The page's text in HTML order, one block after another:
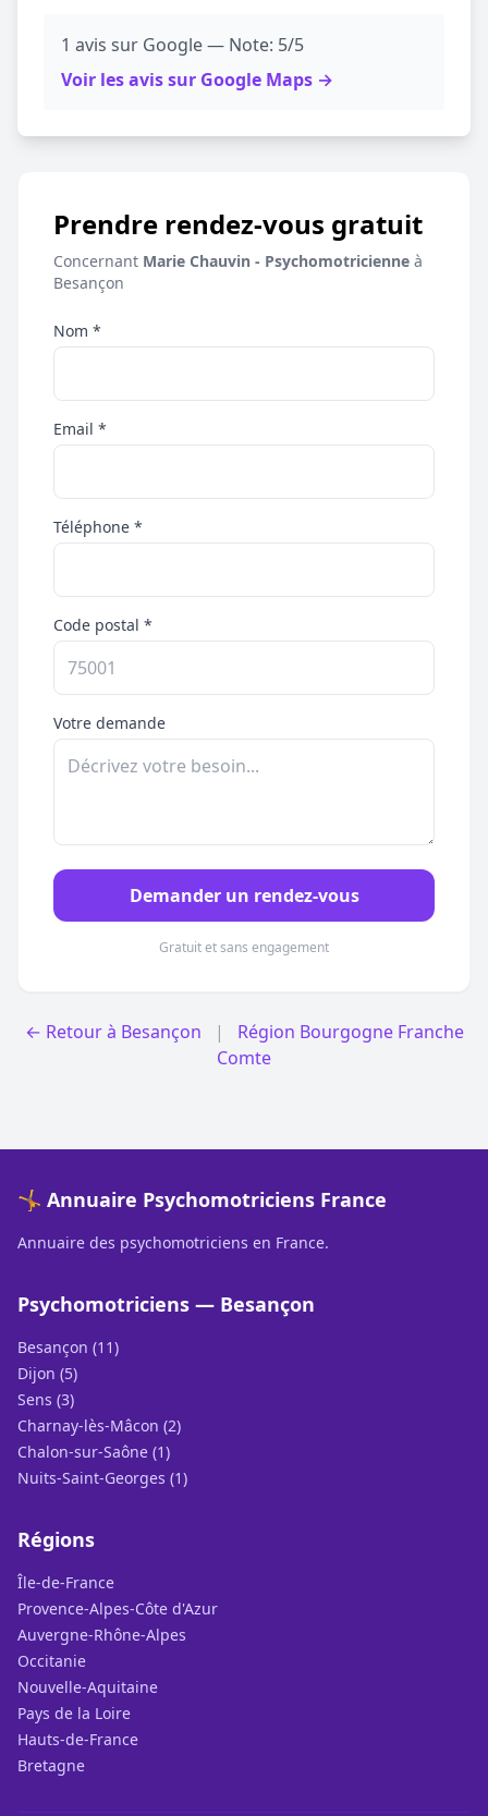
1 avis sur Google — Note: 5/5
Voir les avis sur Google Maps →
Prendre rendez-vous gratuit
Concernant Marie Chauvin - Psychomotricienne à
Besançon
Nom *
Email *
Téléphone *
Code postal *
Votre demande
Demander un rendez-vous
Gratuit et sans engagement
← Retour à Besançon |
Région Bourgogne Franche
Comte
🤸 Annuaire Psychomotriciens France
Annuaire des psychomotriciens en France.
Psychomotriciens — Besançon
Besançon (11)
Dijon (5)
Sens (3)
Charnay-lès-Mâcon (2)
Chalon-sur-Saône (1)
Nuits-Saint-Georges (1)
Régions
Île-de-France
Provence-Alpes-Côte d'Azur
Auvergne-Rhône-Alpes
Occitanie
Nouvelle-Aquitaine
Pays de la Loire
Hauts-de-France
Bretagne